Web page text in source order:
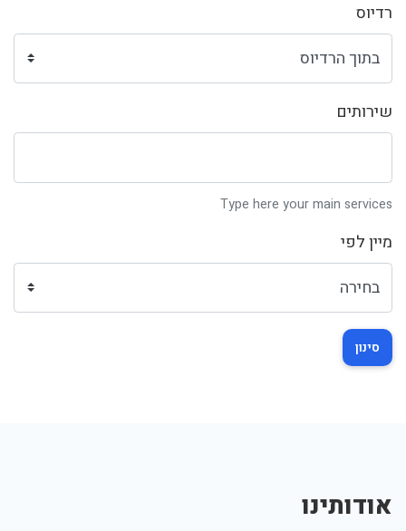
רדיוס
שירותים
Type here your main services
מיין לפי
סינון
אודותינו